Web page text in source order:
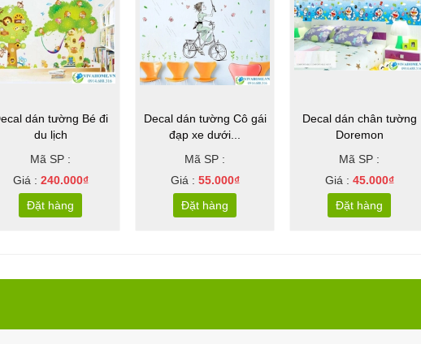
dán tường Bé đi
du lịch
Mã SP :
Giá : 240.000₫
Đặt hàng
Decal dán tường Cô gái
đạp xe dưới...
Mã SP :
Giá : 55.000₫
Đặt hàng
Decal dán chân tường
Doremon
Mã SP :
Giá : 45.000₫
Đặt hàng